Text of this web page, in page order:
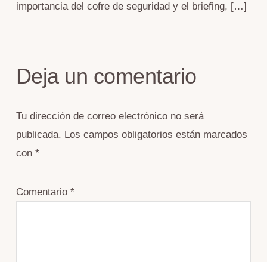
importancia del cofre de seguridad y el briefing, […]
Deja un comentario
Tu dirección de correo electrónico no será
publicada. Los campos obligatorios están marcados
con *
Comentario *